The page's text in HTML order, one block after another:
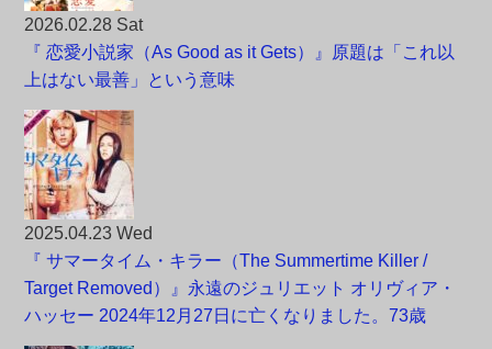
2026.02.28 Sat
『 恋愛小説家（As Good as it Gets）』原題は「これ以
上はない最善」という意味
2025.04.23 Wed
『 サマータイム・キラー（The Summertime Killer /
Target Removed）』永遠のジュリエット オリヴィア・
ハッセー 2024年12月27日に亡くなりました。73歳